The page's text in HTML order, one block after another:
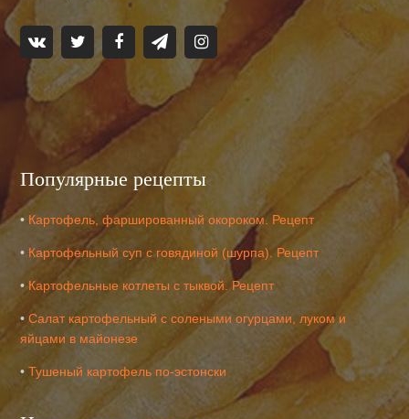
Популярные рецепты
• Картофель, фаршированный окороком. Рецепт
• Картофельный суп с говядиной (шурпа). Рецепт
• Картофельные котлеты с тыквой. Рецепт
•Салат картофельный с солеными огурцами, луком и
яйцами в майонезе
•Тушеный картофель по-эстонски